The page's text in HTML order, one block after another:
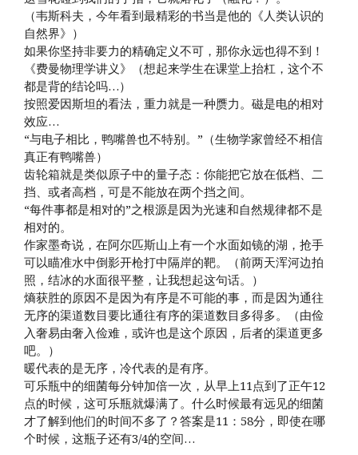
（韦斯科夫，今年看到最精彩的书当是他的《人类认识的
自然界》）
如果你坚持非要力的精确定义不可，那你永远也得不到！
《费曼物理学讲义》（想起来学生在课堂上抬杠，这个不
都是背的结论吗…）
按照爱因斯坦的看法，重力就是一种赝力。磁是电的相对
效应…
“与电子相比，鸭嘴兽也不特别。”（生物学家曾经不相信
真正有鸭嘴兽）
齿轮箱就是类似原子中的量子态：你能把它放在低档、二
挡、或者高档，可是不能放在两个挡之间。
“每件事都是相对的”之根源是因为光速和自然规律都不是
相对的。
作家墨奇说，在阿尔匹斯山上有一个水面如镜的湖，抢手
可以瞄准水中倒影开枪打中隔岸的靶。（前两天浑河边拍
照，结冰的水面很平整，让我想起这句话。）
熵获胜的原因不是因为有序是不可能的事，而是因为通往
无序的渠道数目要比通往有序的渠道数目多得多。（由俭
入奢易由奢入俭难，或许也是这个原因，后者的渠道更多
吧。）
暖代表的是无序，冷代表的是有序。
可乐瓶中的细菌每分钟加倍一次，从早上11点到了正午12
点的时候，这可乐瓶就爆满了。什么时候最有远见的细菌
才了解到他们的时间不多了？答案是11：58分，即使在哪
个时候，这瓶子还有3/4的空间…